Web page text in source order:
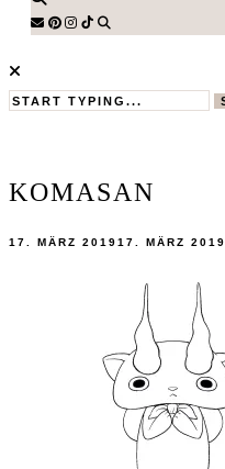
KOMASAN
17. MÄRZ 201917. MÄRZ 2019